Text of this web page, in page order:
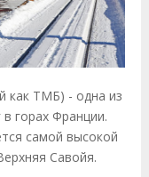
как ТМБ) - одна из
горах Франции.
самой высокой
Савойя.